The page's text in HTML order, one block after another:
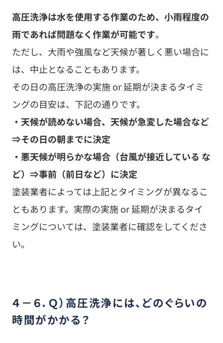
ど）⇒事前（前日など）に決定
塗装業者によっては上記とタイミングが異なるこ
ともあります。実際の実施 or 延期が決まるタイ
ミングについては、塗装業者に確認をしてくださ
い。
４－６．Ｑ）高圧洗浄には、どのぐらいの
時間がかかる？
外壁塗装の高圧洗浄にかかる時間は、おおよそ３
時間以上が目安です 。
などによって大きく異なります。
そのため、場合によっては、３時間よりも長く時